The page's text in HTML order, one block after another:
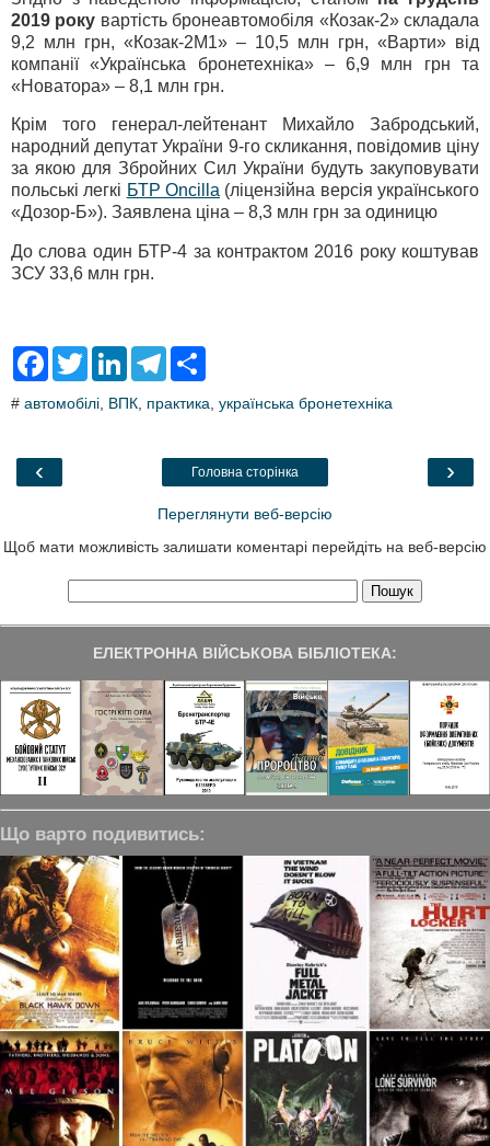
2019 року вартість бронеавтомобіля «Козак-2» складала
9,2 млн грн, «Козак-2М1» – 10,5 млн грн, «Варти» від
компанії «Українська бронетехніка» – 6,9 млн грн та
«Новатора» – 8,1 млн грн.
Крім того генерал-лейтенант Михайло Забродський,
народний депутат України 9-го скликання, повідомив ціну
за якою для Збройних Сил України будуть закуповувати
польські легкі БТР Oncilla (ліцензійна версія українського
«Дозор-Б»). Заявлена ціна – 8,3 млн грн за одиницю
До слова один БТР-4 за контрактом 2016 року коштував
ЗСУ 33,6 млн грн.
F
e
o
T
t
L
k
T
e
a
r
# автомобілі ВПК практика українська бронетехніка
‹ ›
Головна сторінка
Переглянути веб-версію
Щоб мати можливість залишати коментарі перейдіть на веб-версію
ЕЛЕКТРОННА ВІЙСЬКОВА БІБЛІОТЕКА:
Що варто подивитись: